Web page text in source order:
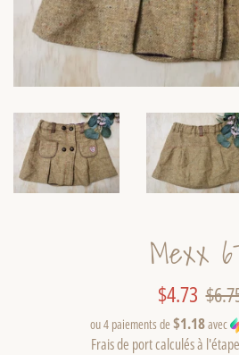
Mexx
Prix
réduit
$4.73 Prix
régulier
ou 4 paiements de$1.18avec
Frais de portcalculés à